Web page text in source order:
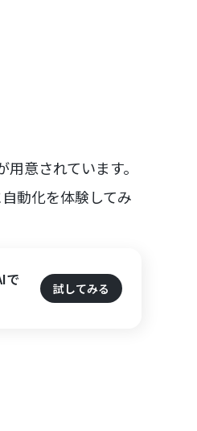
用意されています。
動化を体験してみ
で
試してみる